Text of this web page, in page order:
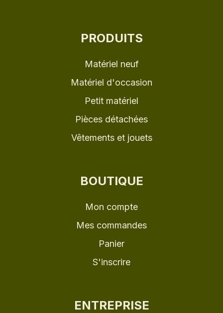
PRODUITS
Matériel neuf
Matériel d'occasion
Petit matériel
Pièces détachées
Vêtements et jouets
BOUTIQUE
Mon compte
Mes commandes
Panier
S'inscrire
ENTREPRISE